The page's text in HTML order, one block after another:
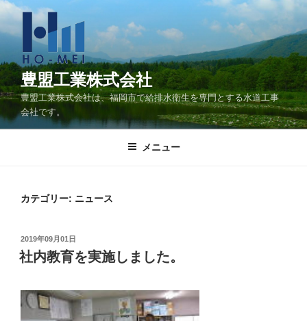
コ
ツ
へ
キ
豊盟工業株式会社
豊盟工業株式会社は、福岡市で給排水衛生を専門とする水道工事
会社です。
メニュー
カテゴリー: ニュース
投
稿
日:
2019年09月01日
社内教育を実施しました。